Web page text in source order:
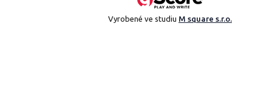
Vyrobené ve studiu M square s.r.o.